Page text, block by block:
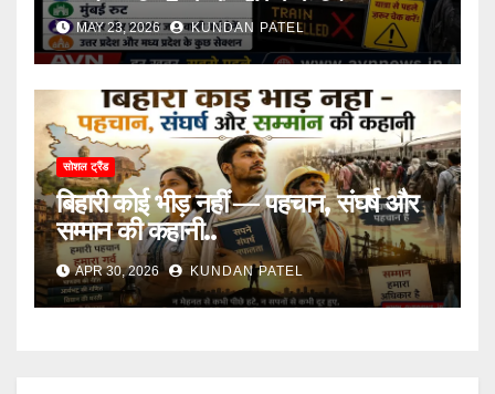
सफर पर निकलने से पहले देखें लिस्ट..
MAY 23, 2026 KUNDAN PATEL
सोशल ट्रैंड
बिहारी कोई भीड़ नहीं — पहचान, संघर्ष और
सम्मान की कहानी..
APR 30, 2026 KUNDAN PATEL